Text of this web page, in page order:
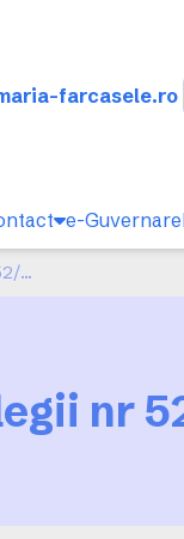
farcasele.ro
e-Guvernare
Raport de evaluare a implementarii legii nr 52/2003
nr